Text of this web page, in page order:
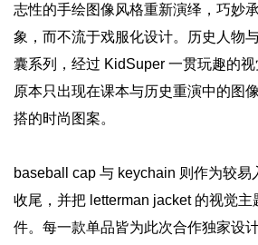
志性的手绘图像风格重新演绎，巧妙
象，而不流于戏服化设计。历史人物
囊系列，经过 KidSuper 一贯玩趣的
原本只出现在课本与历史重演中的图
搭的时尚图案。
baseball cap 与 keychain 则作为较易
收尾，并把 letterman jacket 的视觉
件。每一款单品皆为此次合作独家设